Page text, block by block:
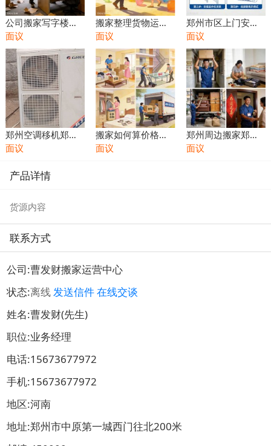
公司搬家写字楼搬
家办公室搬家专业
工位拆装桌椅搬运
面议
搬家整理货物运输
搬运装箱打包拆装
家具装卸货物
面议
郑州市区上门安装
商用空调中央空调
家用空调内机外机
固定支架
面议
郑州空调移机郑州
专业空调安装维修
面议
搬家如何算价格搬
家预算搬家如何收
面议
郑州周边搬家郑州
经开区搬家郑东新
面议
产品详情
货源内容
联系方式
公司:曹发财搬家运营中心
状态:离线发送信件在线交谈
姓名:曹发财(先生)
职位:业务经理
电话:15673677972
手机:15673677972
地区:河南
地址:郑州市中原第一城西门往北200米